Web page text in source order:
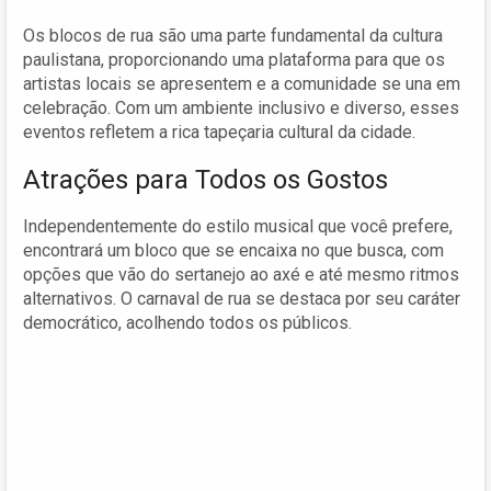
Os blocos de rua são uma parte fundamental da cultura
paulistana, proporcionando uma plataforma para que os
artistas locais se apresentem e a comunidade se una em
celebração. Com um ambiente inclusivo e diverso, esses
eventos refletem a rica tapeçaria cultural da cidade.
Atrações para Todos os Gostos
Independentemente do estilo musical que você prefere,
encontrará um bloco que se encaixa no que busca, com
opções que vão do sertanejo ao axé e até mesmo ritmos
alternativos. O carnaval de rua se destaca por seu caráter
democrático, acolhendo todos os públicos.